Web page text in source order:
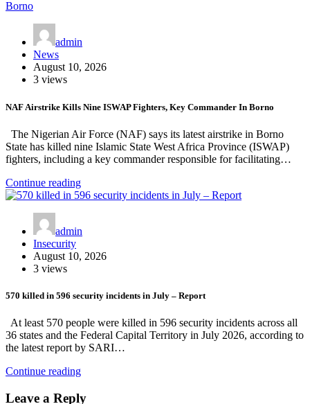
admin
News
August 10, 2026
3 views
NAF Airstrike Kills Nine ISWAP Fighters, Key Commander In Borno
The Nigerian Air Force (NAF) says its latest airstrike in Borno
State has killed nine Islamic State West Africa Province (ISWAP)
fighters, including a key commander responsible for facilitating…
Continue reading
admin
Insecurity
August 10, 2026
3 views
570 killed in 596 security incidents in July – Report
At least 570 people were killed in 596 security incidents across all
36 states and the Federal Capital Territory in July 2026, according to
the latest report by SARI…
Continue reading
Leave a Reply